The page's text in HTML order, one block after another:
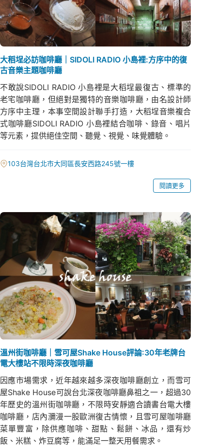
大稻埕必訪咖啡廳｜SIDOLI RADIO 小島裡:方序中的復
古音樂主題咖啡廳
不敢說SIDOLI RADIO 小島裡是大稻埕最復古、標準的
老宅咖啡廳，但絕對是獨特的音樂咖啡廳，由名設計師
方序中主理，本事空間設計聯手打造，大稻埕音樂複合
式咖啡廳SIDOLI RADIO 小島裡結合咖啡、錄音、唱片
等元素，提供絕佳空間、聽覺、視覺、味覺體驗。
103台灣台北市大同區長安西路245號一樓
閱讀更多
溫州街咖啡廳｜雪可屋Shake House評論:30年老牌台
電大樓站不限時深夜咖啡廳
因應市場需求，近年越來越多深夜咖啡廳創立，而雪可
屋Shake House可說台北深夜咖啡廳鼻祖之一，超過30
年歷史的溫州街咖啡廳，不限時安靜適合讀書台電大樓
咖啡廳，店內瀰漫一股歐洲復古情懷，且雪可屋咖啡廳
菜單豐富，除供應咖啡、甜點、鬆餅、冰品，還有炒
飯、米糕、炸豆腐等，能滿足一整天用餐需求。